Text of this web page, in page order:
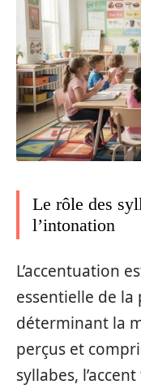
Le rôle des
l’intonation
L’accentuation
essentielle de
déterminant la
perçus et
syllabes,